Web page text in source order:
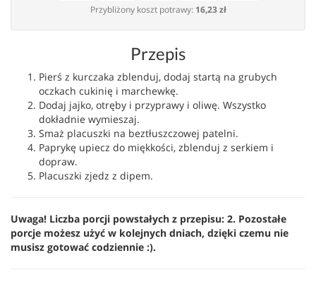
Przybliżony koszt potrawy: 16,23 zł
Przepis
Pierś z kurczaka zblenduj, dodaj startą na grubych
oczkach cukinię i marchewkę.
Dodaj jajko, otręby i przyprawy i oliwę. Wszystko
dokładnie wymieszaj.
Smaż placuszki na beztłuszczowej patelni.
Paprykę upiecz do miękkości, zblenduj z serkiem i
dopraw.
Placuszki zjedz z dipem.
Uwaga! Liczba porcji powstałych z przepisu: 2. Pozostałe
porcje możesz użyć w kolejnych dniach, dzięki czemu nie
musisz gotować codziennie :).